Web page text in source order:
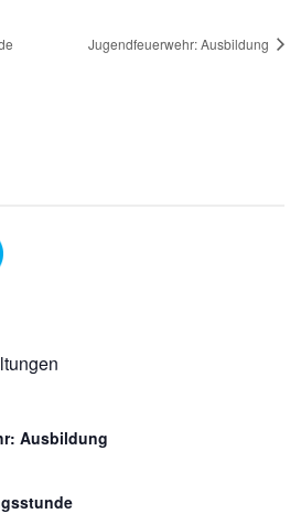
Jugendfeuerwehr: Ausbildung
Ausbildung